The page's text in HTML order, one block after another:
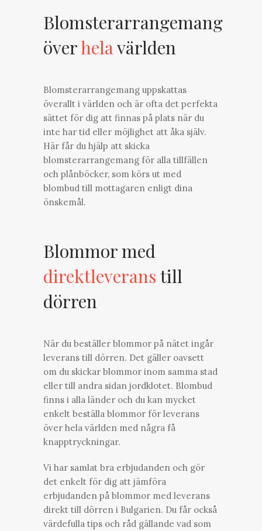
Blomsterarrangemang
överhelavärlden
Blomsterarrangemang uppskattas
överallt i världen och är ofta det perfekta
sättet för dig att finnas på plats när du
inte har tid eller möjlighet att åka själv.
Här får du hjälp att skicka
blomsterarrangemang för alla tillfällen
och plånböcker, som körs ut med
blombud till mottagaren enligt dina
önskemål.
Blommor med
direktleverans till
dörren
När du beställer blommor på nätet ingår
leverans till dörren. Det gäller oavsett
om du skickar blommor inom samma stad
eller till andra sidan jordklotet. Blombud
finns i alla länder och du kan mycket
enkelt beställa blommor för leverans
över hela världen med några få
knapptryckningar.
Vi har samlat bra erbjudanden och gör
det enkelt för dig att jämföra
erbjudanden på blommor med leverans
direkt till dörren i Bulgarien. Du får också
värdefulla tips och råd gällande vad som